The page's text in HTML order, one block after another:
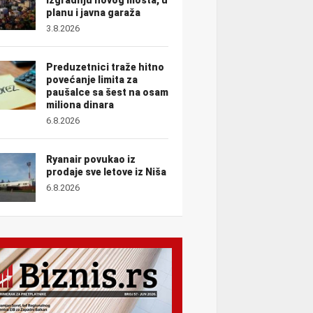
planu i javna garaža
3.8.2026
Preduzetnici traže hitno
povećanje limita za
paušalce sa šest na osam
miliona dinara
6.8.2026
Ryanair povukao iz
prodaje sve letove iz Niša
6.8.2026